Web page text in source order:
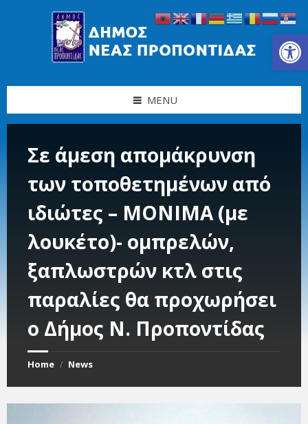
Ανοίξτε τη γραμμή εργαλείων
MENU
Σε άμεση απομάκρυνση
των τοποθετημένων από
ιδιώτες – MONIMA (με
λουκέτο)- ομπρελών,
ξαπλωστρών κτλ στις
παραλίες θα προχωρήσει
ο Δήμος Ν. Προποντίδας
Home / News